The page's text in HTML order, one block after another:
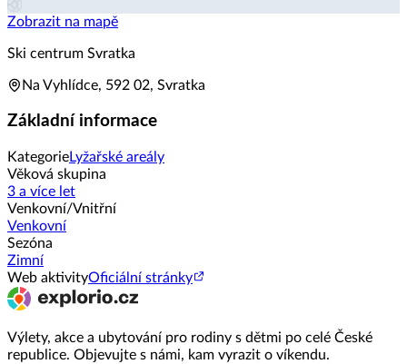
Zobrazit na mapě
Ski centrum Svratka
Na Vyhlídce, 592 02, Svratka
Základní informace
KategorieLyžařské areály
Věková skupina
3 a více let
Venkovní/Vnitřní
Venkovní
Sezóna
Zimní
Web aktivityOficiální stránky
Výlety, akce a ubytování pro rodiny s dětmi po celé České
republice. Objevujte s námi, kam vyrazit o víkendu.